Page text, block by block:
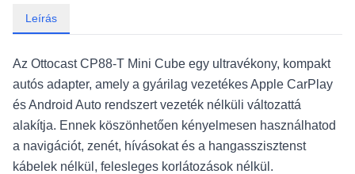
Leírás
Az Ottocast CP88-T Mini Cube egy ultravékony, kompakt
autós adapter, amely a gyárilag vezetékes Apple CarPlay
és Android Auto rendszert vezeték nélküli változattá
alakítja. Ennek köszönhetően kényelmesen használhatod
a navigációt, zenét, hívásokat és a hangasszisztenst
kábelek nélkül, felesleges korlátozások nélkül.